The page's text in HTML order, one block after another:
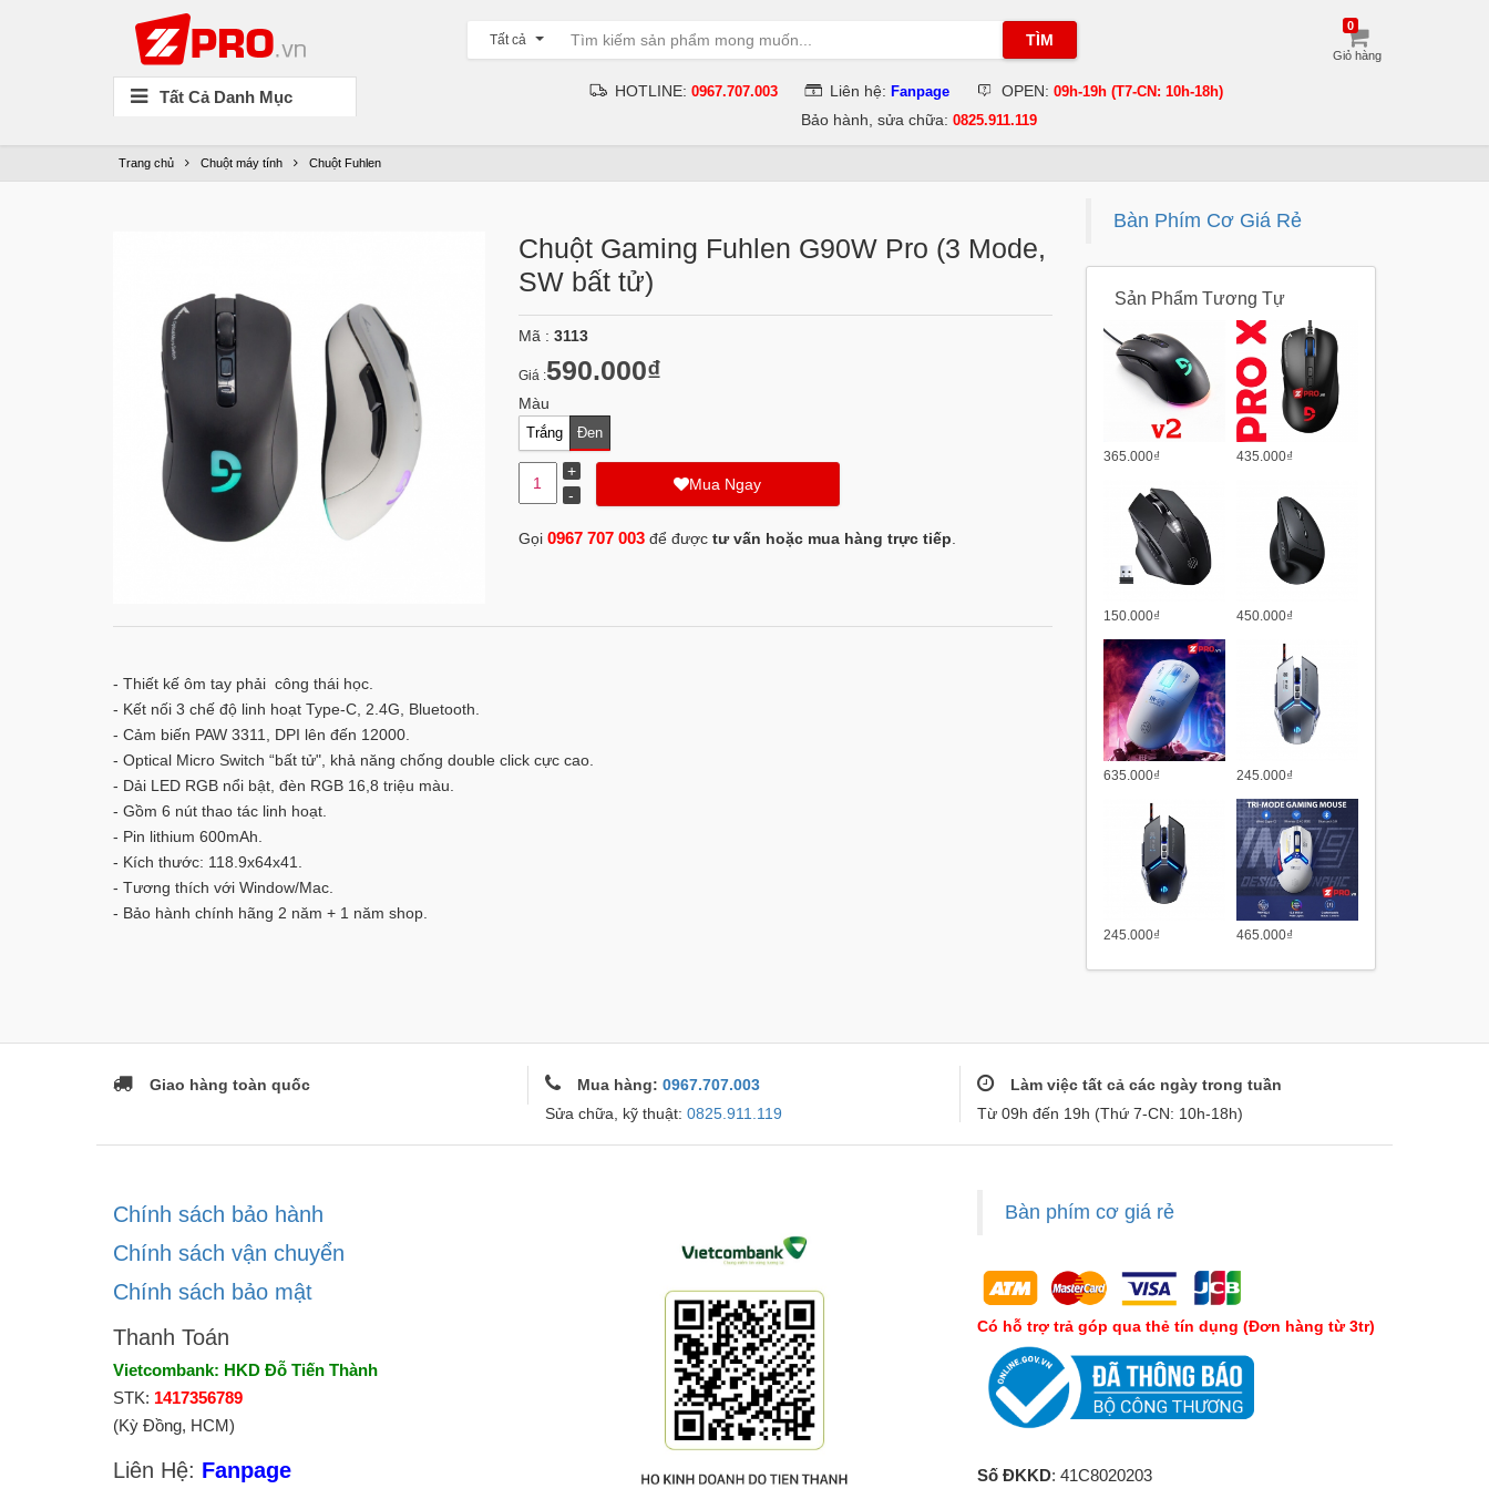
Tất cả TÌM
Giỏ hàng
0
Tất Cả Danh Mục HOTLINE:0967.707.003 Liên hệ:Fanpage OPEN:09h-19h (T7-CN: 10h-18h)
Bảo hành, sửa chữa:0825.911.119
Trang chủ Chuột máy tính Chuột Fuhlen
Chuột Gaming Fuhlen G90W Pro (3 Mode,
SW bất tử)
Mã : 3113
Giá :590.000₫
Màu
Trắng Đen
Mua Ngay
Gọi 0967 707 003để được tư vấn hoặc mua hàng trực tiếp
- Thiết kế ôm tay phải công thái học.
- Kết nối 3 chế độ linh hoạt Type-C, 2.4G, Bluetooth.
- Cảm biến PAW 3311, DPI lên đến 12000.
- Optical Micro Switch “bất tử", khả năng chống double click cực cao.
- Dải LED RGB nổi bật, đèn RGB 16,8 triệu màu.
- Gồm 6 nút thao tác linh hoạt.
- Pin lithium 600mAh.
- Kích thước: 118.9x64x41.
- Tương thích với Window/Mac.
- Bảo hành chính hãng 2 năm + 1 năm shop.
Bàn Phím Cơ Giá Rẻ
Sản Phẩm Tương Tự
365.000₫ 435.000₫
150.000₫ 450.000₫
635.000₫ 245.000₫
245.000₫ 465.000₫
Giao hàng toàn quốc Mua hàng: 0967.707.003
Sửa chữa, kỹ thuật: 0825.911.119
Làm việc tất cả các ngày trong tuần
Từ 09h đến 19h (Thứ 7-CN: 10h-18h)
Chính sách bảo hành
Chính sách vận chuyển
Chính sách bảo mật
Thanh Toán
Vietcombank: HKD Đỗ Tiến Thành
STK: 1417356789
(Kỳ Đồng, HCM)
Liên Hệ: Fanpage
Bàn phím cơ giá rẻ
Có hỗ trợ trả góp qua thẻ tín dụng (Đơn hàng từ 3tr)
Số ĐKKD: 41C8020203